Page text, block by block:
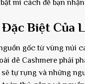
mí cách để bạn
Biệt Của
gốc từ vùng núi
dê Cashmere phải
tự rụng và những